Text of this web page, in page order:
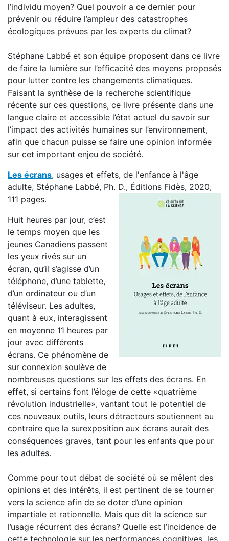
l’individu moyen? Quel pouvoir a ce dernier pour
prévenir ou réduire l’ampleur des catastrophes
écologiques prévues par les experts du climat?
Stéphane Labbé et son équipe proposent dans ce livre
de faire la lumière sur l’efficacité des moyens proposés
pour lutter contre les changements climatiques.
Faisant la synthèse de la recherche scientifique
récente sur ces questions, ce livre présente dans une
langue claire et accessible l’état actuel du savoir sur
l’impact des activités humaines sur l’environnement,
afin que chacun puisse se faire une opinion informée
sur cet important enjeu de société.
Les écrans, usages et effets, de l'enfance à l'âge
adulte, Stéphane Labbé, Ph. D., Éditions Fidès, 2020,
111 pages.
Huit heures par jour, c’est
le temps moyen que les
jeunes Canadiens passent
les yeux rivés sur un
écran, qu’il s’agisse d’un
téléphone, d’une tablette,
d’un ordinateur ou d’un
téléviseur. Les adultes,
quant à eux, interagissent
en moyenne 11 heures par
jour avec différents
écrans. Ce phénomène de
sur connexion soulève de
nombreuses questions sur les effets des écrans. En
effet, si certains font l’éloge de cette «quatrième
révolution industrielle», vantant tout le potentiel de
ces nouveaux outils, leurs détracteurs soutiennent au
contraire que la surexposition aux écrans aurait des
conséquences graves, tant pour les enfants que pour
les adultes.
Comme pour tout débat de société où se mêlent des
opinions et des intérêts, il est pertinent de se tourner
vers la science afin de se doter d’une opinion
impartiale et rationnelle. Mais que dit la science sur
l’usage récurrent des écrans? Quelle est l’incidence de
cette technologie sur les performances cognitives, les